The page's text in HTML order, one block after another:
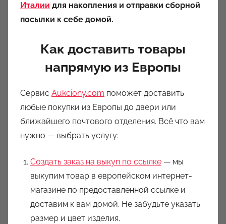
Италии для накопления и отправки сборной
посылки к себе домой.
Как доставить товары
напрямую из Европы
Сервис Aukciony.com поможет доставить
любые покупки из Европы до двери или
ближайшего почтового отделения. Всё что вам
нужно — выбрать услугу:
Создать заказ на выкуп по ссылке — мы
выкупим товар в европейском интернет-
магазине по предоставленной ссылке и
доставим к вам домой. Не забудьте указать
размер и цвет изделия.